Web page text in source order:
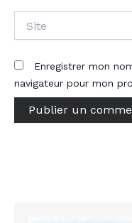
Enregistrer mon
navigateur pour mon